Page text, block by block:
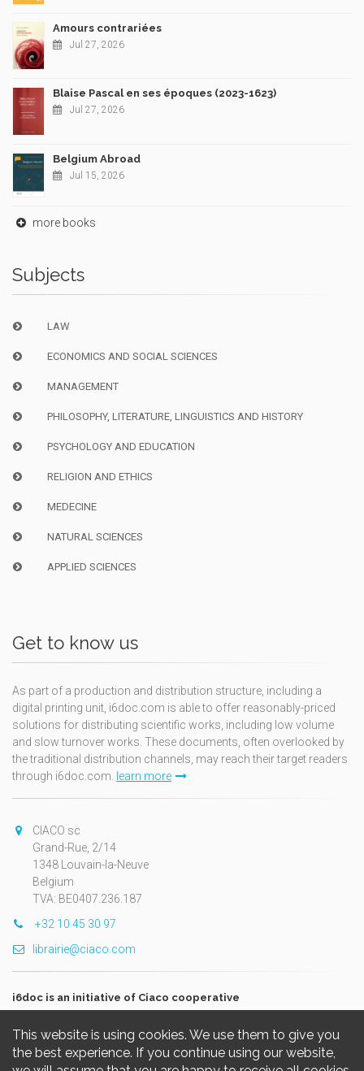
This website is using cookies. We use them to give you
the best experience. If you continue using our website,
Amours contrariées
Jul 27, 2026
Blaise Pascal en ses époques (2023-1623)
Jul 27, 2026
Belgium Abroad
Jul 15, 2026
more books
Subjects
LAW
ECONOMICS AND SOCIAL SCIENCES
MANAGEMENT
PHILOSOPHY, LITERATURE, LINGUISTICS AND HISTORY
PSYCHOLOGY AND EDUCATION
RELIGION AND ETHICS
MEDECINE
NATURAL SCIENCES
APPLIED SCIENCES
Get to know us
As part of a production and distribution structure, including a
digital printing unit, i6doc.com is able to offer reasonably-priced
solutions for distributing scientific works, including low volume
and slow turnover works. These documents, often overlooked by
the traditional distribution channels, may reach their target readers
through i6doc.com.
learn more
CIACO sc
Grand-Rue, 2/14
1348 Louvain-la-Neuve
Belgium
TVA: BE0407.236.187
+32 10 45 30 97
librairie@ciaco.com
i6doc is an initiative of Ciaco cooperative